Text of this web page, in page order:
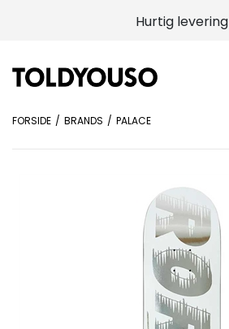
Hurtig levering
FORSIDE BRANDS PALACE